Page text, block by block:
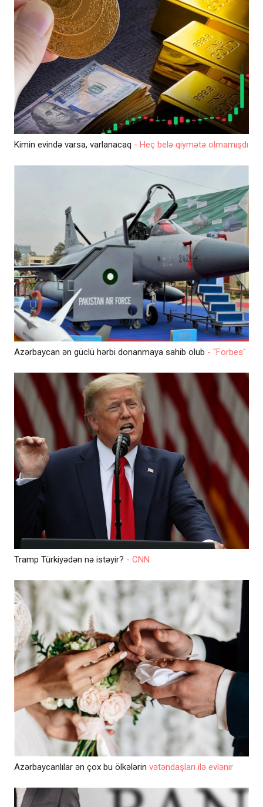
Kimin evində varsa, varlanacaq - Heç belə qiymətə olmamışdı
Azərbaycan ən güclü hərbi donanmaya sahib olub - "Forbes"
Tramp Türkiyədən nə istəyir? - CNN
Azərbaycanlılar ən çox bu ölkələrin vətəndaşları ilə evlənir